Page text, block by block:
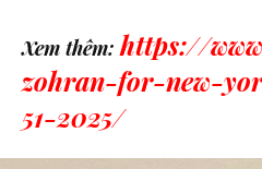
Xem thêm:https://
zohran-for-new-
51-2025/